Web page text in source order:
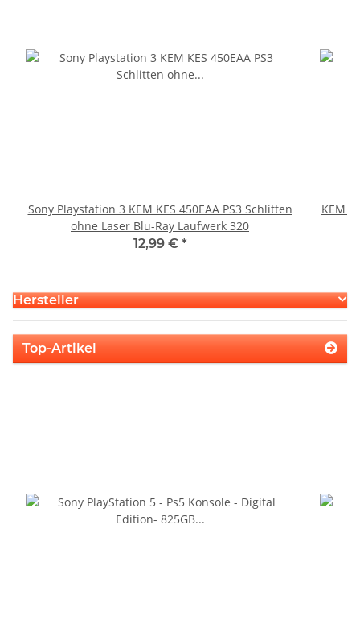
Sony Playstation 3 KEM KES 450EAA PS3 Schlitten
ohne Laser Blu-Ray Laufwerk 320
12,99 € *
KEM
Hersteller
Top-Artikel